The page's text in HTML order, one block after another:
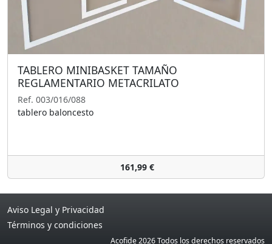
TABLERO MINIBASKET TAMAÑO
REGLAMENTARIO METACRILATO
Ref. 003/016/088
tablero baloncesto
161,99 €
Aviso Legal y Privacidad
Términos y condiciones
Acofide 2026 Todos los derechos reservados